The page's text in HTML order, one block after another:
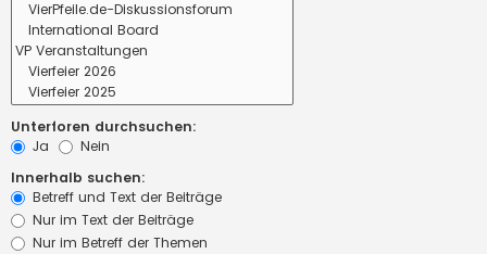
Unterforen durchsuchen:
Ja
Nein
Innerhalb suchen:
Betreff und Text der Beiträge
Nur im Text der Beiträge
Nur im Betreff der Themen